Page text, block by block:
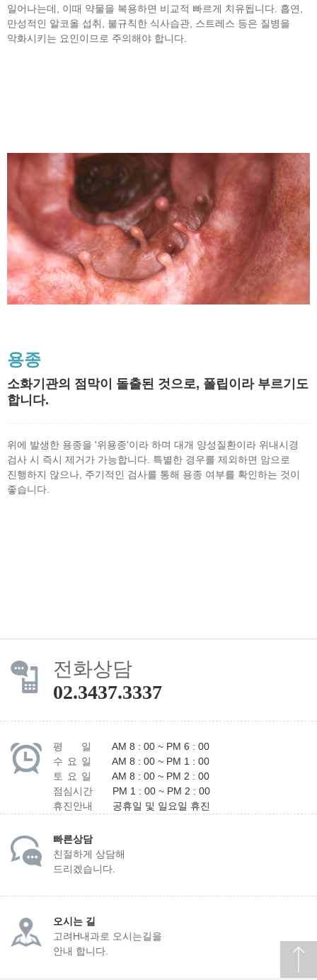
일어나는데, 이때 약물을 복용하면 비교적 빠르게 치유됩니다. 흡연,
만성적인 알코올 섭취, 불규칙한 식사습관, 스트레스 등은 질병을
악화시키는 요인이므로 주의해야 합니다.
용종
소화기관의 점막이 돌출된 것으로, 폴립이라 부르기도
합니다.
위에 발생한 용종을 '위용종'이라 하며 대개 양성질환이라 위내시경
검사 시 즉시 제거가 가능합니다. 특별한 경우를 제외하면 암으로
진행하지 않으나, 주기적인 검사를 통해 용종 여부를 확인하는 것이
좋습니다.
전화상담
02.3437.3337
평 일
AM 8 : 00 ~ PM 6 : 00
수 요 일
AM 8 : 00 ~ PM 1 : 00
토 요 일
AM 8 : 00 ~ PM 2 : 00
점심시간
PM 1 : 00 ~ PM 2 : 00
휴진안내
공휴일 및 일요일 휴진
빠른상담
친절하게 상담해
드리겠습니다.
오시는 길
고려H내과로 오시는길을
안내 합니다.